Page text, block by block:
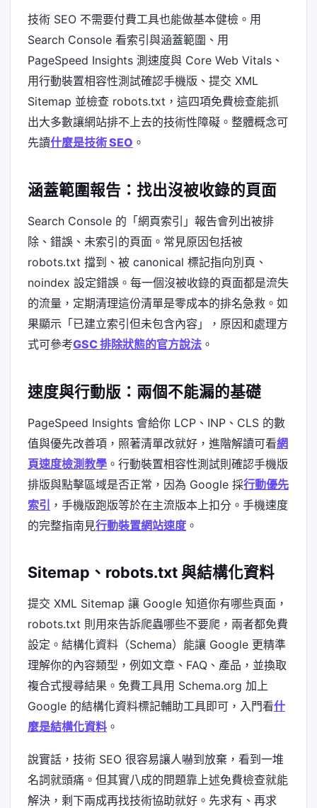
技術 SEO 不需要付費工具也能做基本健檢。用
Search Console 看索引與涵蓋範圍、用
PageSpeed Insights 測速度與 Core Web Vitals、
用行動裝置相容性測試確認手機版、提交 XML
Sitemap 並檢查 robots.txt，這四項免費檢查能抓
出大多數讓網站排不上去的技術性障礙。整體概念可
先讀什麼是技術 SEO 。
涵蓋範圍報告：找出沒被收錄的頁面
Search Console 的「網頁索引」報告會列出被排
除、錯誤、未索引的頁面。常見原因包括被
robots.txt 擋到、被 canonical 標記指向別頁、
noindex 設定錯誤。每一個沒被收錄的頁面都是流失
的流量，定期清理這份清單是零成本的排名急救。如
果顯示「已建立索引但未包含內容」，原因和處理方
式可參考GSC 排除狀態的官方說法 。
速度與行動版：兩個不能漏的基礎
PageSpeed Insights 會給你 LCP、INP、CLS 的數
值與優先改善項，照著清單改就好，進階解讀可看網
頁速度檢測教學 。行動裝置相容性測試則確認手機版
排版與點擊區域是否正常，因為 Google 採行動優先
索引 ，手機版跑版等於在主流版本上扣分。手機速度
的完整指南見行動裝置網站速度 。
Sitemap、robots.txt 與結構化資料
提交 XML Sitemap 讓 Google 知道你有哪些頁面，
robots.txt 則用來告訴爬蟲哪些不要爬，兩者都免費
設定。結構化資料（Schema）能讓 Google 更精準
理解你的內容類型，例如文章、FAQ、產品，並換取
複合式搜尋結果。免費工具用 Schema.org 加上
Google 的結構化資料標記輔助工具即可，入門看什
麼是結構化資料 。
說實話，技術 SEO 很容易讓人嚇到放棄，看到一堆
名詞就頭痛。但其實八成的問題靠上述免費檢查就能
解決，剩下兩成再找技術協助就好。先求有、再求